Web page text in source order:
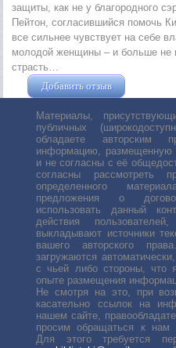
защиты, как не у благородного
Пейтон, согласившийся помочь
все сильнее чувствует на себе
молодой женщины – и больше не
страсть…
Добавить отзыв
Материалы,
публичных
обладаете
информацию, размещенную
и не согласны с её
согласны рассмотреть
определенного
предложения о
использовать данный
действия
выкладывают источники
вашего авторского
загружаются
с чьей либо стороны, что
опыте размещения
Не смотря на это, при
касательно ссылок на
нашем сайте,
просим обращаться к нам
Для этого требуется